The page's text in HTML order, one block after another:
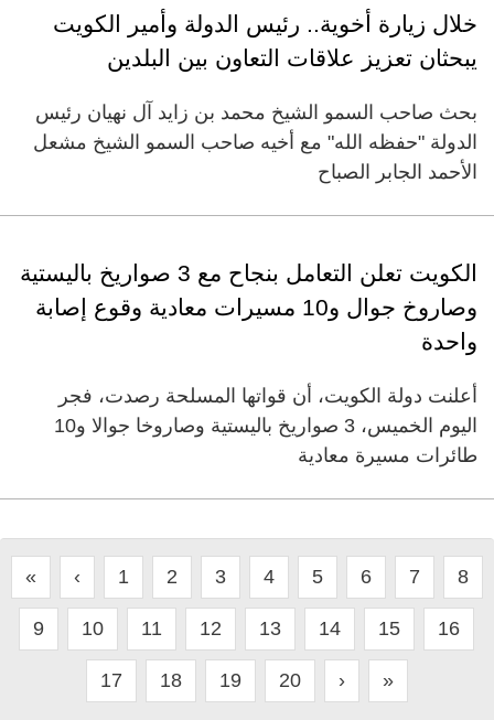
خلال زيارة أخوية.. رئيس الدولة وأمير الكويت
يبحثان تعزيز علاقات التعاون بين البلدين
بحث صاحب السمو الشيخ محمد بن زايد آل نهيان رئيس
الدولة "حفظه الله" مع أخيه صاحب السمو الشيخ مشعل
الأحمد الجابر الصباح
الكويت تعلن التعامل بنجاح مع 3 صواريخ باليستية
وصاروخ جوال و10 مسيرات معادية وقوع إصابة
واحدة
أعلنت دولة الكويت، أن قواتها المسلحة رصدت، فجر
اليوم الخميس، 3 صواريخ باليستية وصاروخا جوالا و10
طائرات مسيرة معادية
« ‹ 1 2 3 4 5 6 7 8
9 10 11 12 13 14 15 16
17 18 19 20 › »